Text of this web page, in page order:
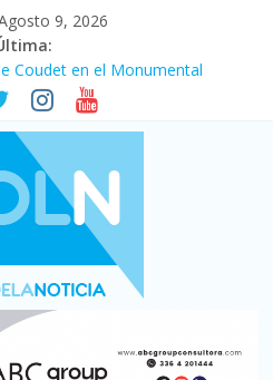
9, 2026
Coudet en el Monumental
más alto en dos décadas y ya
Fe
41.000 kioscos: el sector
movimiento y consumo
viajaron por el país, un 5,9%
usados en julio: bajó un 12,6%